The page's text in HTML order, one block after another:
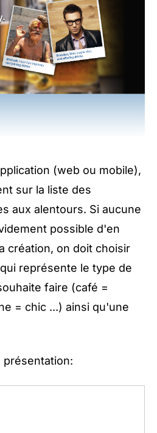
(web ou mobile),
sur la liste des
aux alentours. Si aucune
possible d'en
création, on doit choisir
représente le type de
faire (café =
= chic ...) ainsi qu'une
présentation: